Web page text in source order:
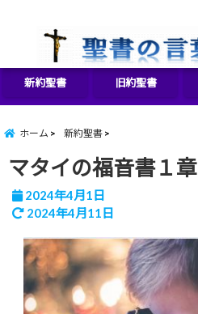
新約聖書 旧約聖書
ホーム 新約聖書
マタイの福音書１章
2024年4月1日
2024年4月11日